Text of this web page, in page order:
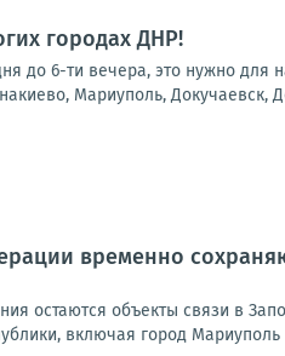
городах ДНР!
до 6-ти вечера, это нужно
Мариуполь, Докучаевск,
временно
остаются объекты связи в
включая город